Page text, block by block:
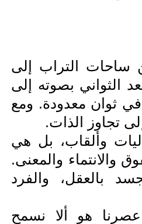
ساحات التراب إلى
الثواني بصوته إلى
في ثوان معدودة. ومع
تجاوز الذات.
وألقاب، بل هي
والانتماء والمعنى.
بالعقل، والفرد
هو ألا نسمح